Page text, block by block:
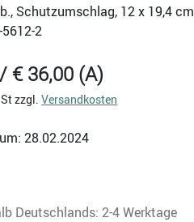
Schutzumschlag, 12 x 19,4 cm
2
€ 36,00 (A)
zzgl. Versandkosten
28.02.2024
Deutschlands: 2-4 Werktage